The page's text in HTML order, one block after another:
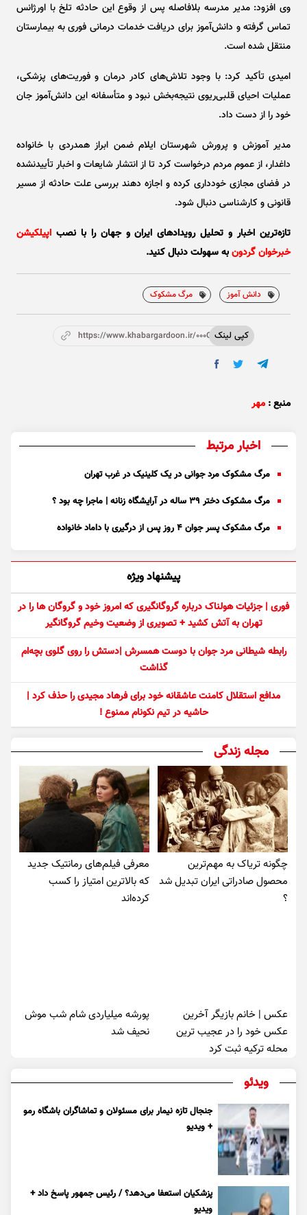
وی افزود: مدیر مدرسه بلافاصله پس از وقوع این حادثه تلخ با اورژانس
تماس گرفته و دانش‌آموز برای دریافت خدمات درمانی فوری به بیمارستان
منتقل شده است.
امیدی تأکید کرد: با وجود تلاش‌های کادر درمان و فوریت‌های پزشکی،
عملیات احیای قلبی‌ریوی نتیجه‌بخش نبود و متأسفانه این دانش‌آموز جان
خود را از دست داد.
مدیر آموزش و پرورش شهرستان ایلام ضمن ابراز همدردی با خانواده
داغدار، از عموم مردم درخواست کرد تا از انتشار شایعات و اخبار تأییدنشده
در فضای مجازی خودداری کرده و اجازه دهند بررسی علت حادثه از مسیر
قانونی و کارشناسی دنبال شود.
تازه‌ترین اخبار و تحلیل‌ رویدادهای ایران و جهان را با نصب اپیلکیشن
خبرخوان گردونبه سهولت دنبال کنید.
دانش آموز مرگ مشکوک
کپی لینکhttps://www.khabargardoon.ir/000OWQ
منبع : مهر
اخبار مرتبط
مرگ مشکوک مرد جوانی در یک کلینیک در غرب تهران
مرگ مشکوک دختر ۳۹ ساله در آرایشگاه زنانه | ماجرا چه بود ؟
مرگ مشکوک پسر جوان ۴ روز پس از درگیری با داماد خانواده
پیشنهاد ویژه
فوری | جزئیات هولناک درباره گروگانگیری که امروز خود و گروگان ها را در
تهران به آتش کشید + تصویری از وضعیت وخیم گروگانگیر
رابطه شیطانی مرد جوان با دوست همسرش |دستش را روی گلوی بچه‌ام
گذاشت
مدافع استقلال کامنت عاشقانه خود برای فرهاد مجیدی را حذف کرد |
حاشیه در تیم نکونام ممنوع !
مجله زندگی
چگونه تریاک به مهم‌ترین
محصول صادراتی ایران تبدیل شد
؟
معرفی فیلم‌های رمانتیک جدید
که بالاترین امتیاز را کسب
کرده‌اند
عکس | خانم بازیگر آخرین
عکس خود را در عجیب ترین
محله ترکیه ثبت کرد
پورشه میلیاردی شام شب موش‌
نحیف شد
ویدئو
جنجال تازه نیمار برای مسئولان و تماشاگران باشگاه رمو
+ ویدیو
پزشکیان استعفا می‌دهد؟ / رئیس جمهور پاسخ داد +
ویدیو